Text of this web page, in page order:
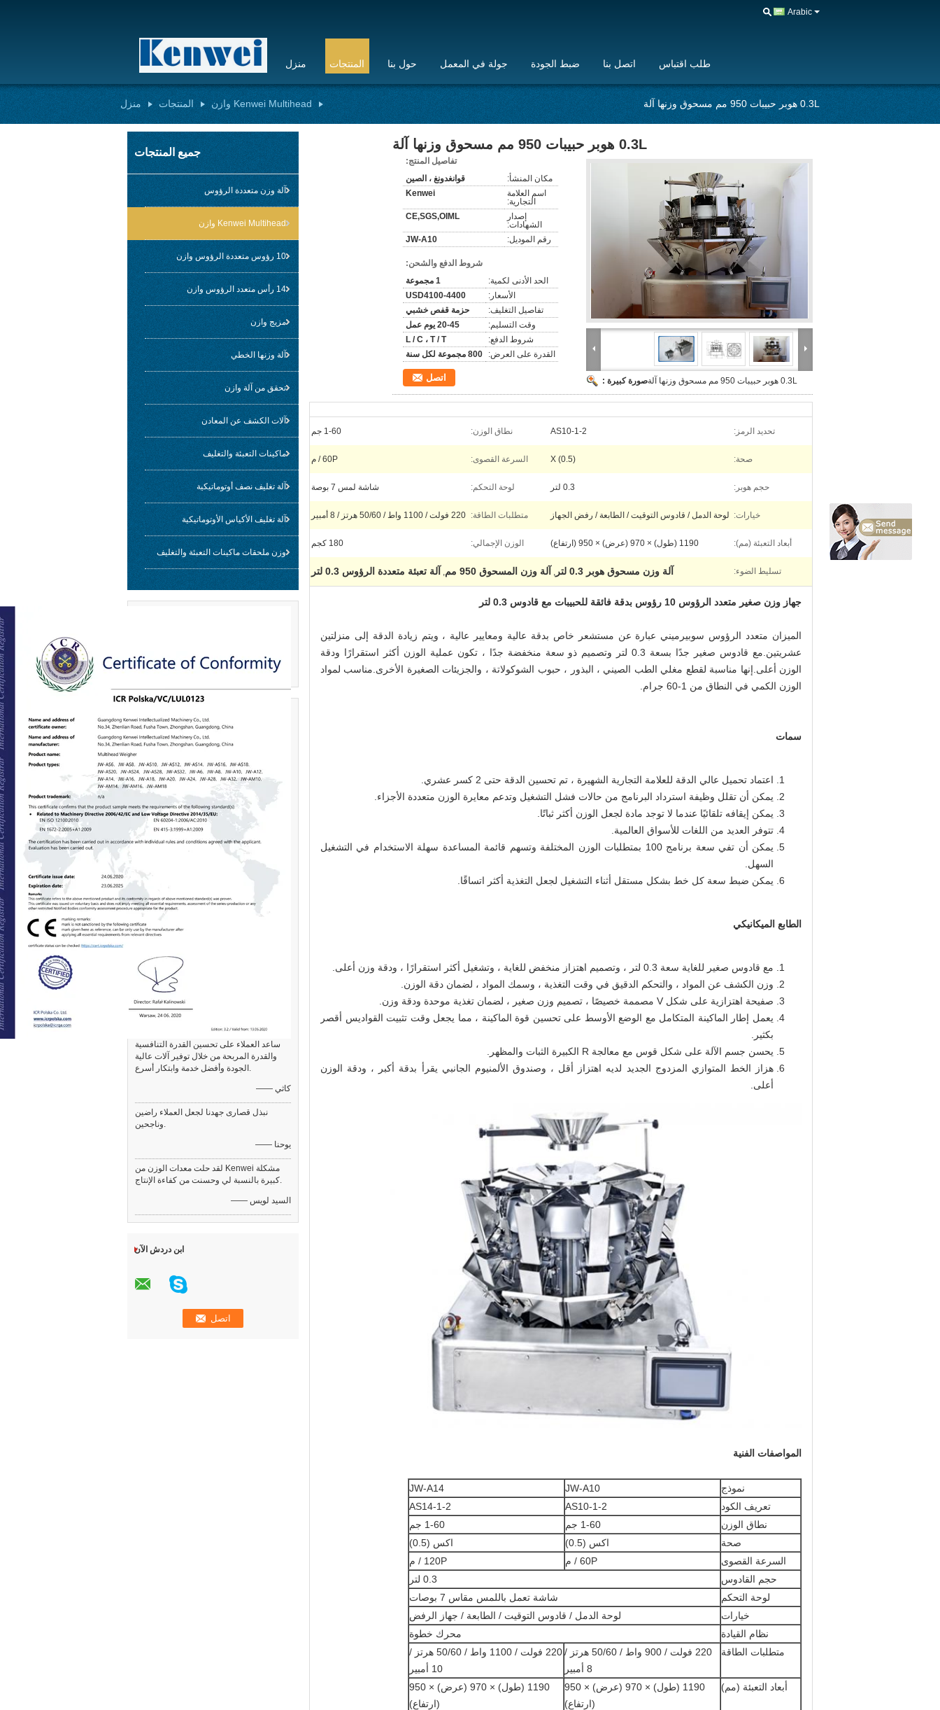
Arabic
منزل المنتجات حول بنا جولة في المعمل ضبط الجودة اتصل بنا طلب اقتباس
منزل المنتجات Kenwei Multihead وازن 0.3L هوبر حبيبات 950 مم مسحوق وزنها آلة
جميع المنتجات
آلة وزن متعددة الرؤوس
Kenwei Multihead وازن
10 رؤوس متعددة الرؤوس وازن
14 رأس متعدد الرؤوس وازن
مزيج وازن
آلة وزنها الخطي
تحقق من آلة وازن
آلات الكشف عن المعادن
ماكينات التعبئة والتغليف
آلة تغليف نصف أوتوماتيكية
آلة تغليف الأكياس الأوتوماتيكية
وزن ملحقات ماكينات التعبئة والتغليف
ساعد العملاء على تحسين القدرة التنافسية
والقدرة المربحة من خلال توفير آلات عالية
الجودة وأفضل خدمة وابتكار أسرع.
—— كاثي
نبذل قصارى جهدنا لجعل العملاء راضين
وناجحين.
—— يوحنا
لقد حلت معدات الوزن من Kenwei مشكلة
كبيرة بالنسبة لي وحسنت من كفاءة الإنتاج.
—— السيد لويس
ابن دردش الآن
0.3L هوبر حبيبات 950 مم مسحوق وزنها آلة
صورة كبيرة : 0.3L هوبر حبيبات 950 مم مسحوق وزنها آلة
تفاصيل المنتج:
مكان المنشأ:
قوانغدونغ ، الصين
اسم العلامة
التجارية:
Kenwei
إصدار
الشهادات:
CE,SGS,OIML
رقم الموديل: JW-A10
شروط الدفع والشحن:
الحد الأدنى لكمية:
1 مجموعة
الأسعار:
USD4100-4400
تفاصيل التغليف:
حزمة قفص خشبي
وقت التسليم:
20-45 يوم عمل
شروط الدفع:
L / C ، T / T
القدرة على العرض:
800 مجموعة لكل سنة
اتصل
تحديد الرمز: AS10-1-2 نطاق الوزن: 1-60 جم
صحة: X (0.5) السرعة القصوى: 60P / م
حجم هوبر: 0.3 لتر لوحة التحكم: شاشة لمس 7 بوصة
خيارات: لوحة الدمل / قادوس التوقيت / الطابعة / رفض الجهاز متطلبات الطاقة: 220 فولت / 1100 واط / 50/60 هرتز / 8 أمبير
أبعاد التعبئة (مم): 1190 (طول) × 970 (عرض) × 950 (ارتفاع) الوزن الإجمالي: 180 كجم
تسليط الضوء: آلة وزن مسحوق هوبر 0.3 لتر , آلة وزن المسحوق 950 مم , آلة تعبئة متعددة الرؤوس 0.3 لتر
جهاز وزن صغير متعدد الرؤوس 10 رؤوس بدقة فائقة للحبيبات مع قادوس 0.3 لتر
الميزان متعدد الرؤوس سوبيرميني عبارة عن مستشعر خاص بدقة عالية ومعايير عالية ، ويتم زيادة الدقة إلى منزلتين
عشريتين.مع قادوس صغير جدًا بسعة 0.3 لتر وتصميم ذو سعة منخفضة جدًا ، تكون عملية الوزن أكثر استقرارًا ودقة
الوزن أعلى.إنها مناسبة لقطع مغلي الطب الصيني ، البذور ، حبوب الشوكولاتة ، والجزيئات الصغيرة الأخرى.مناسب لمواد
الوزن الكمي في النطاق من 1-60 جرام.
سمات
اعتماد تحميل عالي الدقة للعلامة التجارية الشهيرة ، تم تحسين الدقة حتى 2 كسر عشري.
يمكن أن تقلل وظيفة استرداد البرنامج من حالات فشل التشغيل وتدعم معايرة الوزن متعددة الأجزاء.
يمكن إيقافه تلقائيًا عندما لا توجد مادة لجعل الوزن أكثر ثباتًا.
تتوفر العديد من اللغات للأسواق العالمية.
يمكن أن تفي سعة برنامج 100 بمتطلبات الوزن المختلفة وتسهم قائمة المساعدة سهلة الاستخدام في التشغيل
السهل.
يمكن ضبط سعة كل خط بشكل مستقل أثناء التشغيل لجعل التغذية أكثر اتساقًا.
الطابع الميكانيكي
مع قادوس صغير للغاية سعة 0.3 لتر ، وتصميم اهتزاز منخفض للغاية ، وتشغيل أكثر استقرارًا ، ودقة وزن أعلى.
وزن الكشف عن المواد ، والتحكم الدقيق في وقت التغذية ، وسمك المواد ، لضمان دقة الوزن.
صفيحة اهتزازية على شكل V مصممة خصيصًا ، تصميم وزن صغير ، لضمان تغذية موحدة ودقة وزن.
يعمل إطار الماكينة المتكامل مع الوضع الأوسط على تحسين قوة الماكينة ، مما يجعل وقت تثبيت القواديس أقصر
بكثير.
يحسن جسم الآلة على شكل قوس مع معالجة R الكبيرة الثبات والمظهر.
هزاز الخط المتوازي المزدوج الجديد لديه اهتزاز أقل ، وصندوق الألمنيوم الجانبي يقرأ بدقة أكبر ، ودقة الوزن
أعلى.
المواصفات الفنية
نموذج JW-A10
JW-A14
تعريف الكود
AS10-1-2
AS14-1-2
نطاق الوزن
1-60 جم
1-60 جم
صحة
اكس (0.5)
اكس (0.5)
السرعة القصوى
60P / م
120P / م
حجم القادوس
0.3 لتر
لوحة التحكم
شاشة تعمل باللمس مقاس 7 بوصات
خيارات
لوحة الدمل / قادوس التوقيت / الطابعة / جهاز الرفض
نظام القيادة
محرك خطوة
متطلبات الطاقة
220 فولت / 900 واط / 50/60 هرتز /
8 أمبير
220 فولت / 1100 واط / 50/60 هرتز /
10 أمبير
أبعاد التعبئة (مم)
1190 (طول) × 970 (عرض) × 950
(ارتفاع)
1190 (طول) × 970 (عرض) × 950
(ارتفاع)